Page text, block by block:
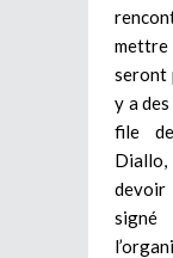
mettre
seront
y a
file
Diallo,
devoir